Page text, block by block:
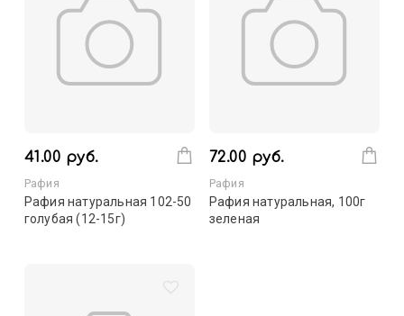
41.00 руб.
Рафия
Рафия натуральная 102-50
голубая (12-15г)
72.00 руб.
Рафия
Рафия натуральная, 100г
зеленая